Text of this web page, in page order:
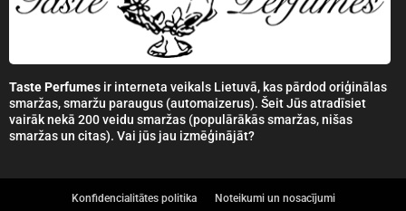
Taste Perfumesir interneta veikals Lietuvā, kas pārdod oriģinālas
smaržas, smaržu paraugus (automaizerus). Šeit Jūs atradīsiet
vairāk nekā 200 veidu smaržas (populārākās smaržas, nišas
smaržas un citas). Vai jūs jau izmēģinājāt?
Konfidencialitātes politika Noteikumi un nosacījumi